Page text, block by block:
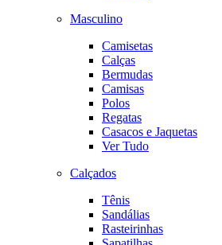
Masculino
Camisetas
Calças
Bermudas
Camisas
Polos
Regatas
Casacos e Jaquetas
Ver Tudo
Calçados
Tênis
Sandálias
Rasteirinhas